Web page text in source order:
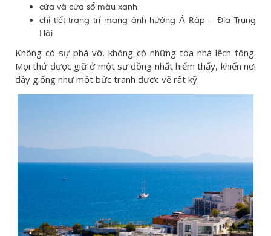
cửa và cửa sổ màu xanh
chi tiết trang trí mang ảnh hưởng Ả Rập – Địa Trung
Hải
Không có sự phá vỡ, không có những tòa nhà lệch tông.
Mọi thứ được giữ ở một sự đồng nhất hiếm thấy, khiến nơi
đây giống như một bức tranh được vẽ rất kỹ.